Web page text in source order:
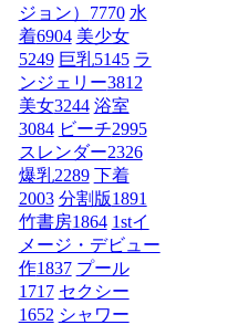
ジョン） 7770 水
着6904 美少女
5249 巨乳5145 ラ
ンジェリー3812
美女3244 浴室
3084 ビーチ2995
スレンダー2326
爆乳2289 下着
2003 分割版1891
竹書房1864 1stイ
メージ・デビュー
作1837 プール
1717 セクシー
1652 シャワー